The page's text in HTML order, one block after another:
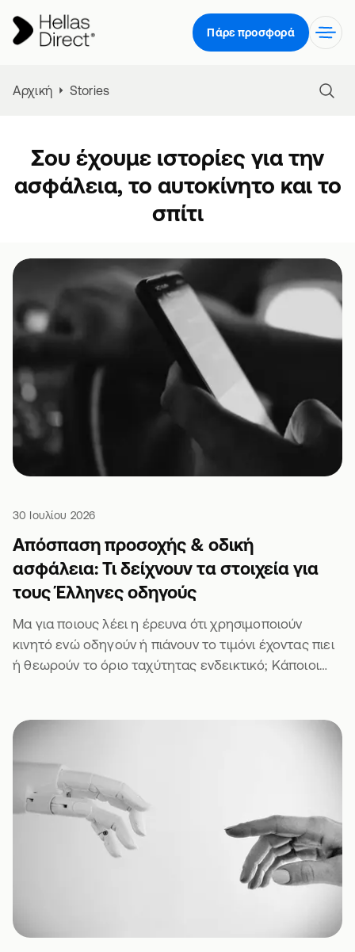
Πάρε προσφορά
Αρχική Stories
Σου έχουμε ιστορίες για την
ασφάλεια, το αυτοκίνητο και το
σπίτι
30 Ιουλίου 2026
Απόσπαση προσοχής & οδική
ασφάλεια: Τι δείχνουν τα στοιχεία για
τους Έλληνες οδηγούς
Μα για ποιους λέει η έρευνα ότι χρησιμοποιούν
κινητό ενώ οδηγούν ή πιάνουν το τιμόνι έχοντας πιει
ή θεωρούν το όριο ταχύτητας ενδεικτικό; Κάποιοι